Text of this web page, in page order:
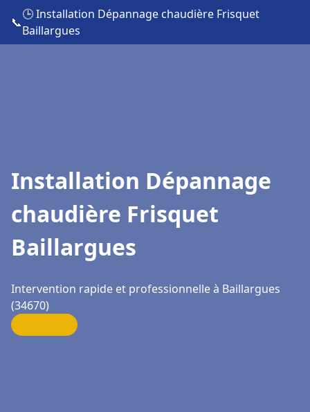
📞
🕒 Installation Dépannage chaudière Frisquet
Baillargues
Installation Dépannage
chaudière Frisquet
Baillargues
Intervention rapide et professionnelle à Baillargues
(34670)